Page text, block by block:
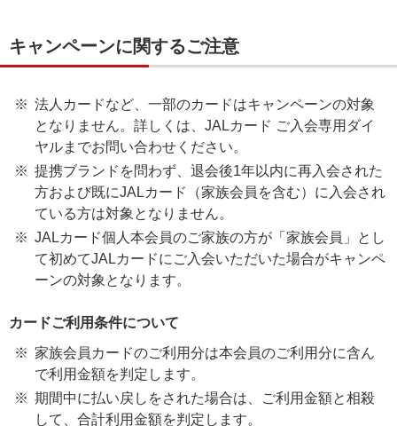
キャンペーンに関するご注意
法人カードなど、一部のカードはキャンペーンの対象
となりません。詳しくは、JALカード ご入会専用ダイ
ヤルまでお問い合わせください。
提携ブランドを問わず、退会後1年以内に再入会された
方および既にJALカード（家族会員を含む）に入会され
ている方は対象となりません。
JALカード個人本会員のご家族の方が「家族会員」とし
て初めてJALカードにご入会いただいた場合がキャンペ
ーンの対象となります。
カードご利用条件について
家族会員カードのご利用分は本会員のご利用分に含ん
で利用金額を判定します。
期間中に払い戻しをされた場合は、ご利用金額と相殺
して、合計利用金額を判定します。